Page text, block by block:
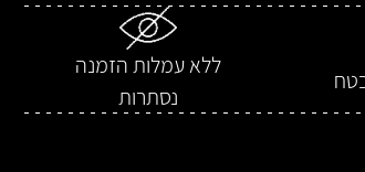
ללא עמלות הזמנה
נסתרות